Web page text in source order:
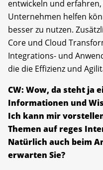
entwickeln und
Unternehmen helfen
besser zu nutzen.
Core und Cloud
Integrations- und
die die Effizienz und
CW: Wow, da steht ja
Informationen und
Ich kann mir
Themen auf reges
Natürlich auch beim
erwarten Sie?